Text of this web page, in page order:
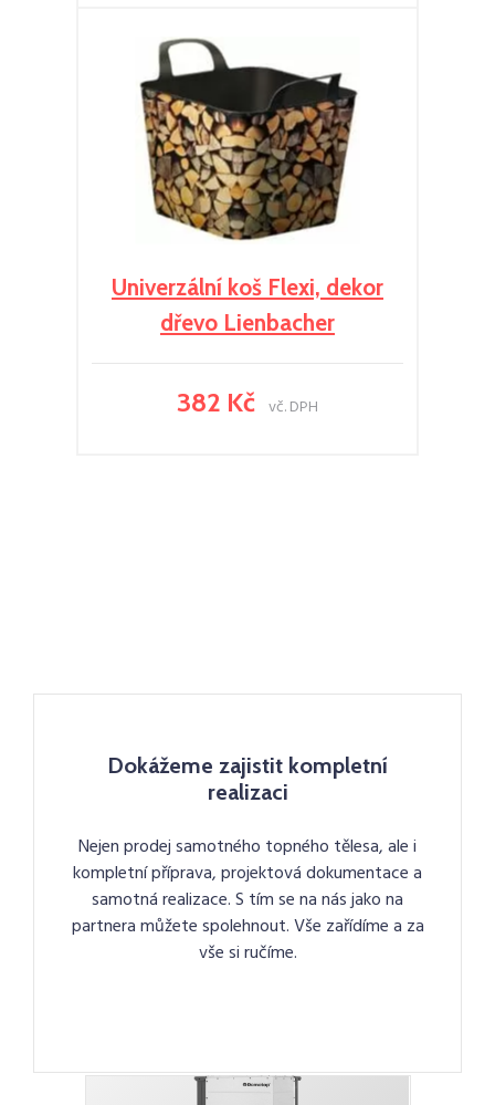
Univerzální koš Flexi, dekor
dřevo Lienbacher
382 Kč vč. DPH
Dokážeme zajistit kompletní
realizaci
Nejen prodej samotného topného tělesa, ale i
kompletní příprava, projektová dokumentace a
samotná realizace. S tím se na nás jako na
partnera můžete spolehnout. Vše zařídíme a za
vše si ručíme.